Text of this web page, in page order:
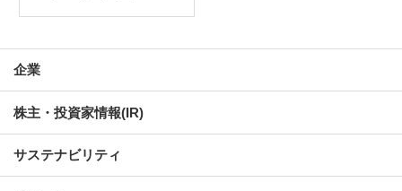
企業
株主・投資家情報(IR)
サステナビリティ